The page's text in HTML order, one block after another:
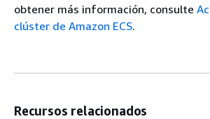
obtener más información, consulte
clúster de Amazon ECS.
Recursos relacionados